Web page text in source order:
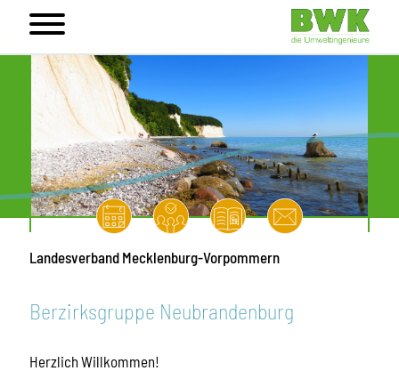
Landesverband Mecklenburg-Vorpommern
Berzirksgruppe Neubrandenburg
Herzlich Willkommen!